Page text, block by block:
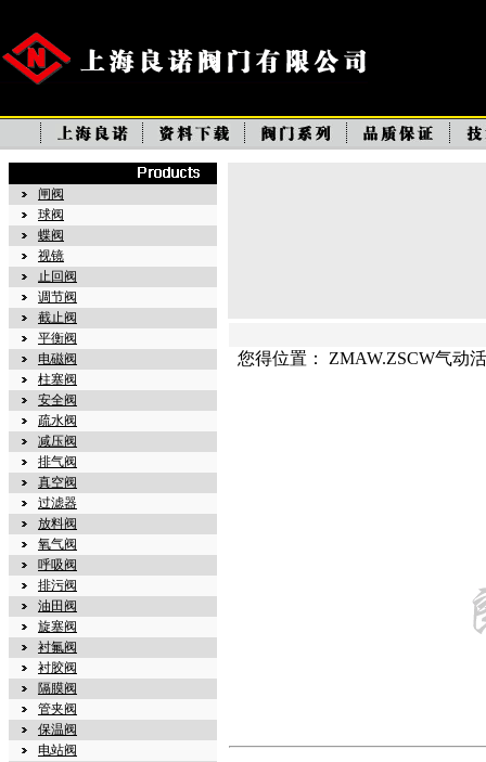
闸阀
球阀
蝶阀
视镜
止回阀
调节阀
截止阀
平衡阀
电磁阀
柱塞阀
安全阀
疏水阀
减压阀
排气阀
真空阀
过滤器
放料阀
氧气阀
呼吸阀
排污阀
油田阀
旋塞阀
衬氟阀
衬胶阀
隔膜阀
管夹阀
保温阀
电站阀
您得位置： ZMAW.ZSCW气动